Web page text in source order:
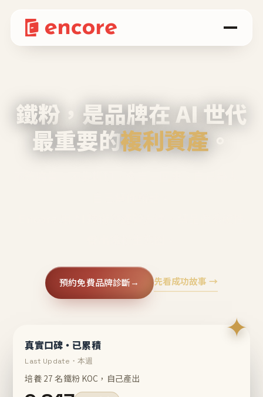
鐵粉，是品牌在 AI 世代
最重要的複利資產 。
預約免費品牌診斷→ 先看成功故事 →
✦
真實口碑・已累積
Last Update・本週
培養 27 名鐵粉 KOC，自己產出